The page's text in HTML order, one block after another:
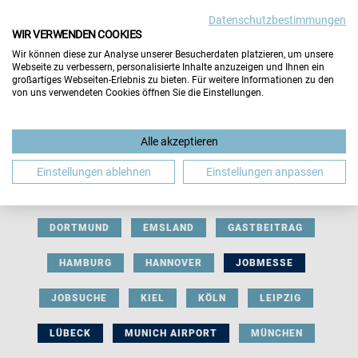
BERUFLICHE ORIENTIERUNG BEWERBUNG
DORTMUND EMSLAND GASTBEITRAG
HAMBURG HANNOVER JOBMESSE
JOBSUCHE KIEL KÖLN LEIPZIG
LÜBECK MUNICH AIRPORT MÜNCHEN
Datenschutzbestimmungen
WIR VERWENDEN COOKIES
Wir können diese zur Analyse unserer Besucherdaten platzieren, um unsere
Webseite zu verbessern, personalisierte Inhalte anzuzeigen und Ihnen ein
großartiges Webseiten-Erlebnis zu bieten. Für weitere Informationen zu den
von uns verwendeten Cookies öffnen Sie die Einstellungen.
Alle akzeptieren
Einstellungen ablehnen Einstellungen anpassen